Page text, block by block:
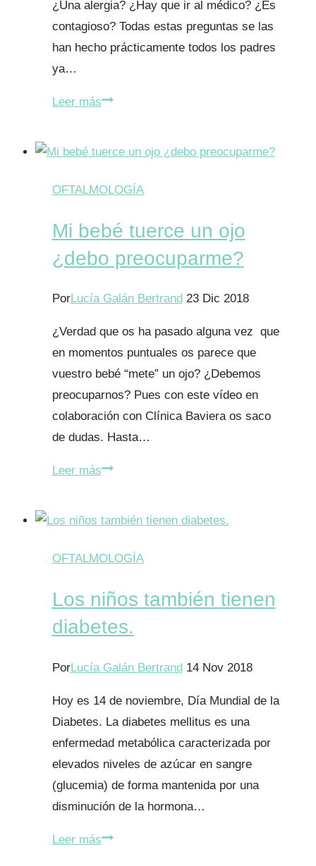
¿Una alergia? ¿Hay que ir al médico? ¿Es
contagioso? Todas estas preguntas se las
han hecho prácticamente todos los padres
ya…
Leer másMi
y
ojo
OFTALMOLOGÍA
Mi bebé tuerce un ojo
¿debo preocuparme?
PorLucía Galán Bertrand 23 Dic 2018
¿Verdad que os ha pasado alguna vez que
en momentos puntuales os parece que
vuestro bebé “mete” un ojo? ¿Debemos
preocuparnos? Pues con este vídeo en
colaboración con Clínica Baviera os saco
de dudas. Hasta…
Leer másMi
tuerce
ojo
preocuparme?
OFTALMOLOGÍA
Los niños también tienen
diabetes.
PorLucía Galán Bertrand 14 Nov 2018
Hoy es 14 de noviembre, Día Mundial de la
Diabetes. La diabetes mellitus es una
enfermedad metabólica caracterizada por
elevados niveles de azúcar en sangre
(glucemia) de forma mantenida por una
disminución de la hormona…
Leer másLos